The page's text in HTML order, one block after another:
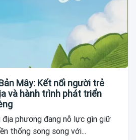
Mây: Kết nối người trẻ
và hành trình phát triển
địa phương đang nỗ lực gìn giữ
thống song song với...